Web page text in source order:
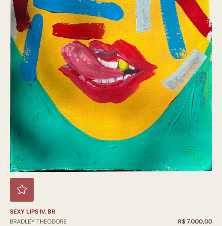
SEXY LIPS IV, BR
BRADLEY THEODORE
R$ 7.000,00